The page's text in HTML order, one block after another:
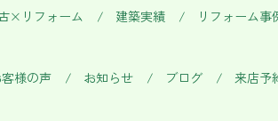
×リフォーム 建築実績 リフォーム事
様の声 お知らせ ブログ 来店予